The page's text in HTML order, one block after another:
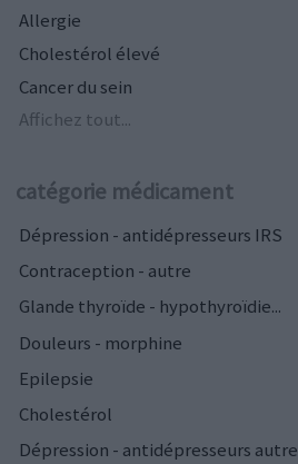
Allergie
Cholestérol élevé
Cancer du sein
Affichez tout...
catégorie médicament
Dépression - antidépresseurs IRS
Contraception - autre
Glande thyroïde - hypothyroïdie...
Douleurs - morphine
Epilepsie
Cholestérol
Dépression - antidépresseurs autre